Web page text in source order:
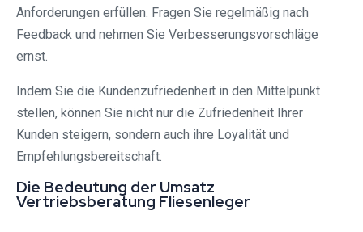
Anforderungen erfüllen. Fragen Sie regelmäßig nach
Feedback und nehmen Sie Verbesserungsvorschläge
ernst.
Indem Sie die Kundenzufriedenheit in den Mittelpunkt
stellen, können Sie nicht nur die Zufriedenheit Ihrer
Kunden steigern, sondern auch ihre Loyalität und
Empfehlungsbereitschaft.
Die Bedeutung der Umsatz
Vertriebsberatung Fliesenleger